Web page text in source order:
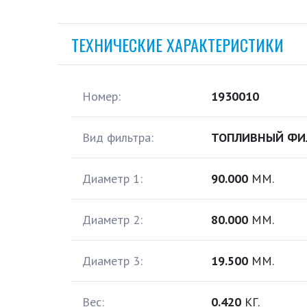
ТЕХНИЧЕСКИЕ ХАРАКТЕРИСТИКИ
Номер: 1930010
Вид фильтра: ТОПЛИВНЫЙ
Диаметр 1: 90.000 ММ.
Диаметр 2: 80.000 ММ.
Диаметр 3: 19.500 ММ.
Вес: 0.420 КГ.